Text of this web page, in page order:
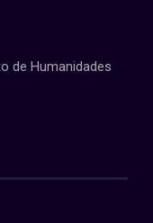
de Humanidades